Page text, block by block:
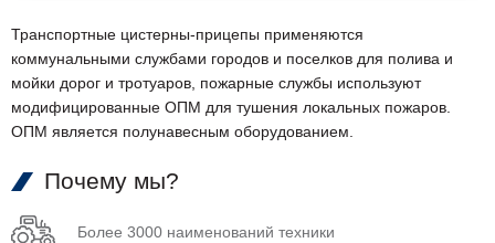
Транспортные цистерны-прицепы применяются
коммунальными службами городов и поселков для полива и
мойки дорог и тротуаров, пожарные службы используют
модифицированные ОПМ для тушения локальных пожаров.
ОПМ является полунавесным оборудованием.
Почему мы?
Более 3000 наименований техники